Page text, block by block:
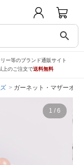
search
ー等のブランド通販サイト
上のご注文で送料無料
ガーネット・マザーオブ
1 / 6